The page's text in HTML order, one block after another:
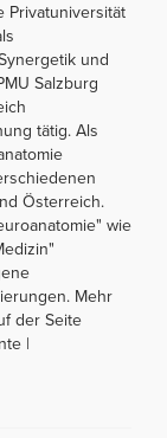
Privatuniversität
und
Salzburg
tätig. Als
Österreich.
wie
Mehr
der Seite
|